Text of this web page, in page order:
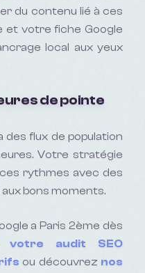
du contenu lié à ces
et votre fiche Google
local aux yeux
de pointe
flux de population
Votre stratégie
rythmes avec des
bons moments.
aParis 2ème dès
votre audit SEO
ou découvrez nos